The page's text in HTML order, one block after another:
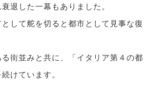
退した一幕もありました。
して舵を切ると都市として見事な復
街並みと共に、「イタリア第４の都
けています。